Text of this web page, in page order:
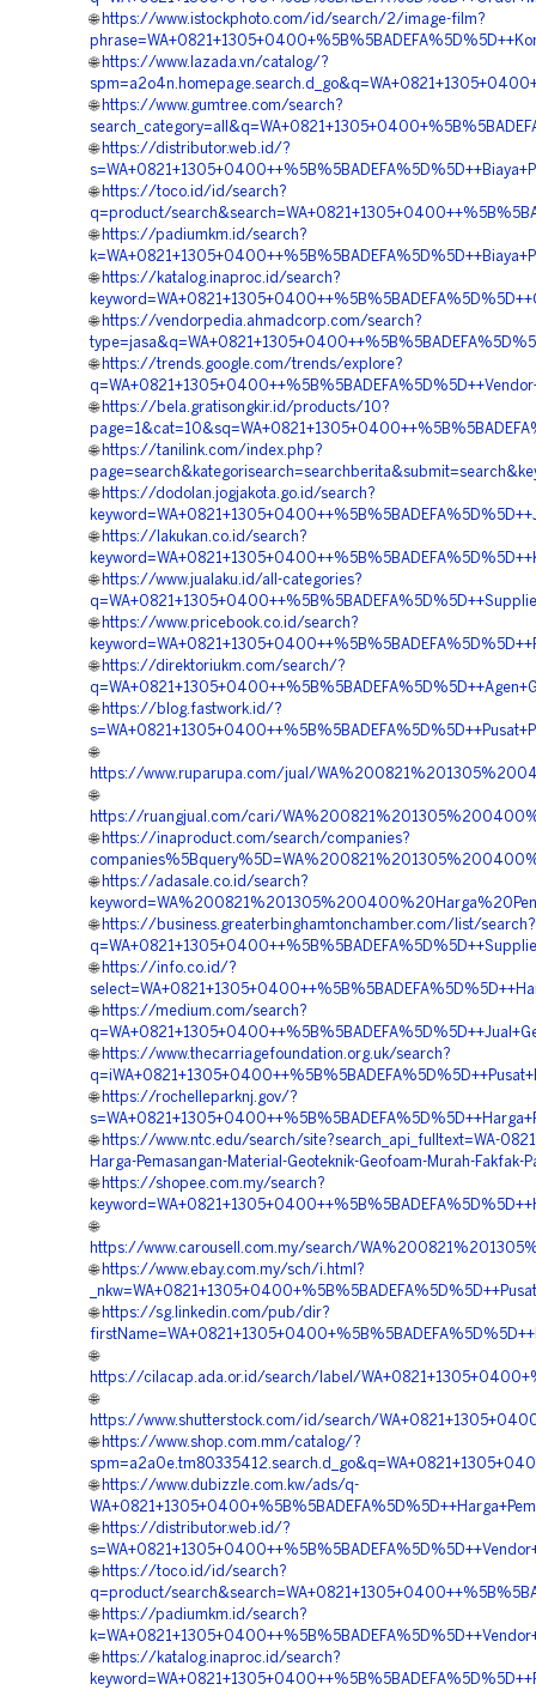
🌐 https://www.istockphoto.com/id/search/2/image-film?
🌐 https://www.lazada.vn/catalog/?
🌐 https://www.gumtree.com/search?
🌐 https://distributor.web.id/?
🌐 https://toco.id/id/search?
q=product/
🌐 https://padiumkm.id/search?
🌐 https://katalog.inaproc.id/search?
🌐 https://vendorpedia.ahmadcorp.com/search?
🌐 https://trends.google.com/trends/explore?
🌐 https://bela.gratisongkir.id/products/10?
🌐 https://tanilink.com/index.php?
🌐 https://dodolan.jogjakota.go.id/search?
🌐 https://lakukan.co.id/search?
🌐 https://www.jualaku.id/all-categories?
🌐 https://www.pricebook.co.id/search?
🌐 https://direktoriukm.com/search/?
🌐 https://blog.fastwork.id/?
🌐
https://www.ruparupa.com/jual/
🌐
https://ruangjual.com/cari/
🌐 https://inaproduct.com/search/companies?
🌐 https://adasale.co.id/search?
🌐 https://business.greaterbinghamtonchamber.com/list/search?
🌐 https://info.co.id/?
🌐 https://medium.com/search?
🌐 https://www.thecarriagefoundation.org.uk/search?
🌐 https://rochelleparknj.gov/?
🌐 https://www.ntc.edu/search/site?search_api_fulltext=WA-
Harga-Pemasangan-Material-Geoteknik-Geofoam-Murah-Fakfak-
🌐 https://shopee.com.my/search?
🌐
https://www.carousell.com.my/search/
🌐 https://www.ebay.com.my/sch/i.html?
🌐 https://sg.linkedin.com/pub/dir?
🌐
https://cilacap.ada.or.id/search/label/
🌐
https://www.shutterstock.com/id/search/
🌐 https://www.shop.com.mm/catalog/?
🌐 https://www.dubizzle.com.kw/ads/q-
🌐 https://distributor.web.id/?
🌐 https://toco.id/id/search?
q=product/
🌐 https://padiumkm.id/search?
🌐 https://katalog.inaproc.id/search?